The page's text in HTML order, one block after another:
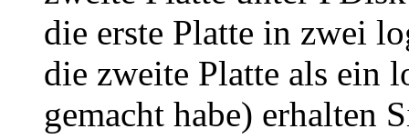
die erste Platte in zwei
die zweite Platte als ein
gemacht habe) erhalten